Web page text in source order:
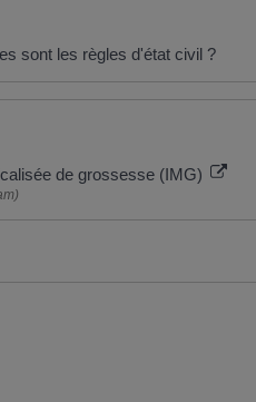
sont les règles d'état civil ?
de grossesse (IMG)